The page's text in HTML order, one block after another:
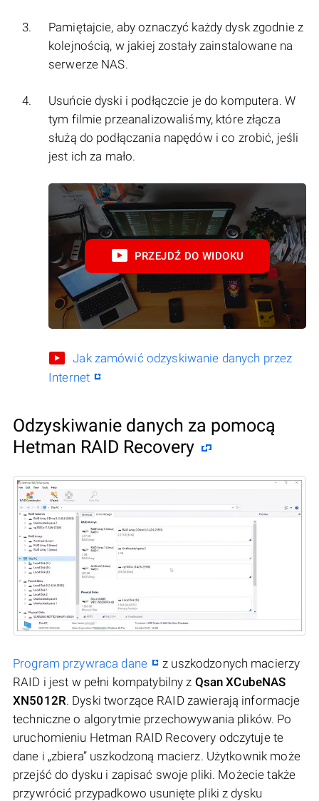
Pamiętajcie, aby oznaczyć każdy dysk zgodnie z
kolejnością, w jakiej zostały zainstalowane na
serwerze NAS.
Usuńcie dyski i podłączcie je do komputera. W
tym filmie przeanalizowaliśmy, które złącza
służą do podłączania napędów i co zrobić, jeśli
jest ich za mało.
PRZEJDŹ DO WIDOKU
Jak zamówić odzyskiwanie danych przez
Internet
Odzyskiwanie danych za pomocą
Hetman RAID Recovery
Program przywraca dane
z uszkodzonych macierzy
RAID i jest w pełni kompatybilny z Qsan XCubeNAS
XN5012R. Dyski tworzące RAID zawierają informacje
techniczne o algorytmie przechowywania plików. Po
uruchomieniu Hetman RAID Recovery odczytuje te
dane i „zbiera” uszkodzoną macierz. Użytkownik może
przejść do dysku i zapisać swoje pliki. Możecie także
przywrócić przypadkowo usunięte pliki z dysku